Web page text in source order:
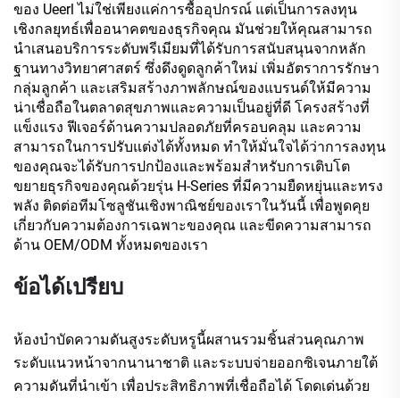
ของ Ueerl ไม่ใช่เพียงแค่การซื้ออุปกรณ์ แต่เป็นการลงทุน
เชิงกลยุทธ์เพื่ออนาคตของธุรกิจคุณ มันช่วยให้คุณสามารถ
นำเสนอบริการระดับพรีเมียมที่ได้รับการสนับสนุนจากหลัก
ฐานทางวิทยาศาสตร์ ซึ่งดึงดูดลูกค้าใหม่ เพิ่มอัตราการรักษา
กลุ่มลูกค้า และเสริมสร้างภาพลักษณ์ของแบรนด์ให้มีความ
น่าเชื่อถือในตลาดสุขภาพและความเป็นอยู่ที่ดี โครงสร้างที่
แข็งแรง ฟีเจอร์ด้านความปลอดภัยที่ครอบคลุม และความ
สามารถในการปรับแต่งได้ทั้งหมด ทำให้มั่นใจได้ว่าการลงทุน
ของคุณจะได้รับการปกป้องและพร้อมสำหรับการเติบโต
ขยายธุรกิจของคุณด้วยรุ่น H-Series ที่มีความยืดหยุ่นและทรง
พลัง ติดต่อทีมโซลูชันเชิงพาณิชย์ของเราในวันนี้ เพื่อพูดคุย
เกี่ยวกับความต้องการเฉพาะของคุณ และขีดความสามารถ
ด้าน OEM/ODM ทั้งหมดของเรา
ข้อได้เปรียบ
ห้องบำบัดความดันสูงระดับหรูนี้ผสานรวมชิ้นส่วนคุณภาพ
ระดับแนวหน้าจากนานาชาติ และระบบจ่ายออกซิเจนภายใต้
ความดันที่นำเข้า เพื่อประสิทธิภาพที่เชื่อถือได้ โดดเด่นด้วย